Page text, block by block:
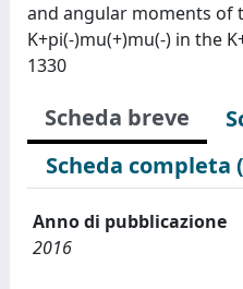
and angular moments of
K+pi(-)mu(+)mu(-) in the
1330
Scheda breve
Scheda completa
Anno di pubblicazione
2016